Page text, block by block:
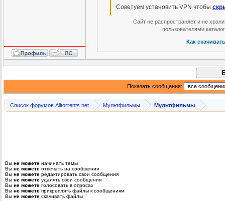
Советуем установить VPN чтобы
Сайт не распространяет и не
пользователями
Как
Показать сообщения:
Список форумов Alltorrents.net Мультфильмы Мультфильмы
Вы не можете начинать темы
Вы не можете отвечать на сообщения
Вы не можете редактировать свои сообщения
Вы не можете удалять свои сообщения
Вы не можете голосовать в опросах
Вы не можете прикреплять файлы к сообщениям
Вы не можете скачивать файлы